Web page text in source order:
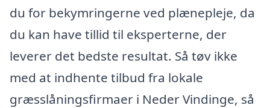
du for bekymringerne ved plænepleje, da
du kan have tillid til eksperterne, der
leverer det bedste resultat. Så tøv ikke
med at indhente tilbud fra lokale
græsslåningsfirmaer i Neder Vindinge, så